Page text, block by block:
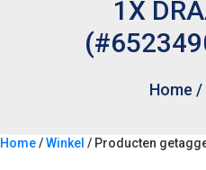
1X
Home /
Home/Winkel / Producten